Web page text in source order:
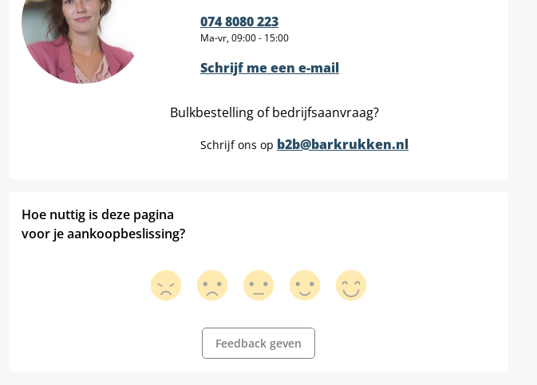
074 8080 223
Ma-vr, 09:00 - 15:00
Schrijf me een e-mail
Bulkbestelling of bedrijfsaanvraag?
Schrijf ons op b2b@barkrukken.nl
Hoe nuttig is deze pagina
voor je aankoopbeslissing?
Feedback geven